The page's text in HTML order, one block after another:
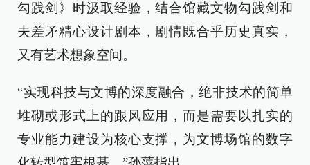
勾践剑》时汲取经验，结合馆藏文物勾践剑和
夫差矛精心设计剧本，剧情既合乎历史真实，
又有艺术想象空间。
“实现科技与文博的深度融合，绝非技术的简单
堆砌或形式上的跟风应用，而是需要以扎实的
专业能力建设为核心支撑，为文博场馆的数字